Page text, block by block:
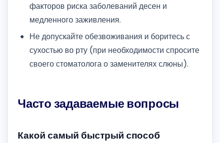
факторов риска заболеваний десен и
медленного заживления.
Не допускайте обезвоживания и боритесь с
сухостью во рту (при необходимости спросите
своего стоматолога о заменителях слюны).
Часто задаваемые вопросы
Какой самый быстрый способ